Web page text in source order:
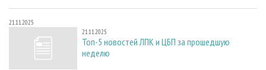
21.11.2025
21.11.2025
Топ-5 новостей ЛПК и ЦБП за прошедшую
неделю